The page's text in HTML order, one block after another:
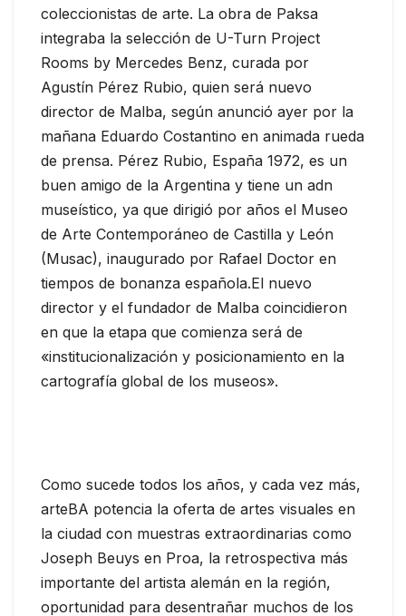
coleccionistas de arte. La obra de Paksa
integraba la selección de U-Turn Project
Rooms by Mercedes Benz, curada por
Agustín Pérez Rubio, quien será nuevo
director de Malba, según anunció ayer por la
mañana Eduardo Costantino en animada rueda
de prensa. Pérez Rubio, España 1972, es un
buen amigo de la Argentina y tiene un adn
museístico, ya que dirigió por años el Museo
de Arte Contemporáneo de Castilla y León
(Musac), inaugurado por Rafael Doctor en
tiempos de bonanza española.El nuevo
director y el fundador de Malba coincidieron
en que la etapa que comienza será de
«institucionalización y posicionamiento en la
cartografía global de los museos».
Como sucede todos los años, y cada vez más,
arteBA potencia la oferta de artes visuales en
la ciudad con muestras extraordinarias como
Joseph Beuys en Proa, la retrospectiva más
importante del artista alemán en la región,
oportunidad para desentrañar muchos de los